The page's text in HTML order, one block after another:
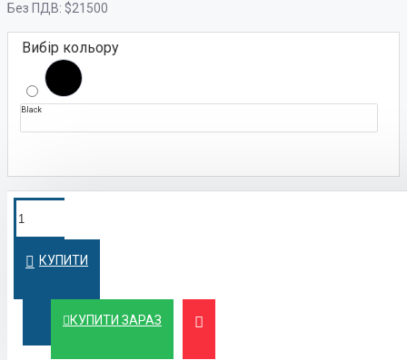
Без ПДВ: $21500
Вибір кольору
Black
КУПИТИ
КУПИТИ ЗАРАЗ
КРЕДИТ
ЛІЗИНГ Вигідний лізинг для бізнесу та фізичних осіб